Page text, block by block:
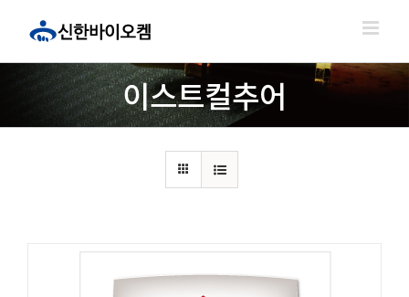
이스트컬추어